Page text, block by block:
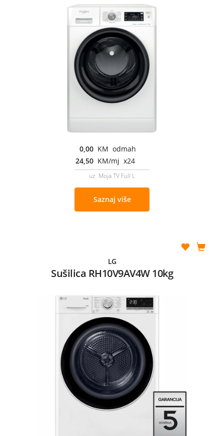
0,00 KM odmah
24,50 KM/mj x24
uz Moja TV Full L
Saznaj više
LG
Sušilica RH10V9AV4W 10kg